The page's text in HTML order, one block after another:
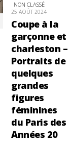
NON CLASSÉ
25 AOÛT 2024
Coupe à la
garçonne et
charleston –
Portraits de
quelques
grandes
figures
féminines
du Paris des
Années 20